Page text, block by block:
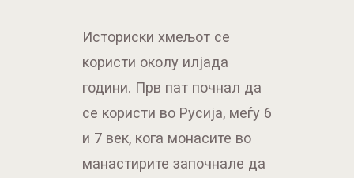
Историски хмељот се
користи околу илјада
години. Прв пат почнал да
се користи во Русија, меѓу 6
и 7 век, кога монасите во
манастирите започнале да